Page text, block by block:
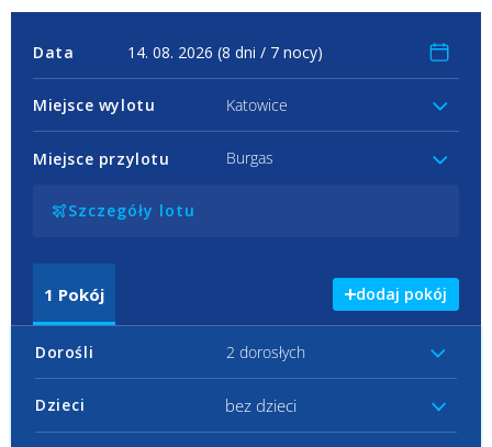
Data
Miejsce wylotu Katowice
Miejsce przylotu Burgas
Szczegóły lotu
1 Pokój dodaj pokój
Dorośli 2 dorosłych
Dzieci bez dzieci